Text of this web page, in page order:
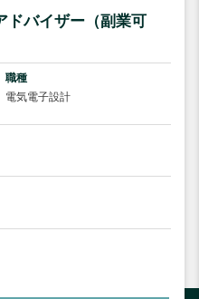
ドバイザー（副業可
職種
電気電子設計